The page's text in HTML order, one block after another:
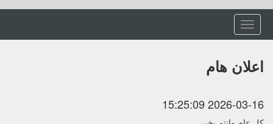
Toggle
navigation
اعلان هام
2026-03-16 15:25:09